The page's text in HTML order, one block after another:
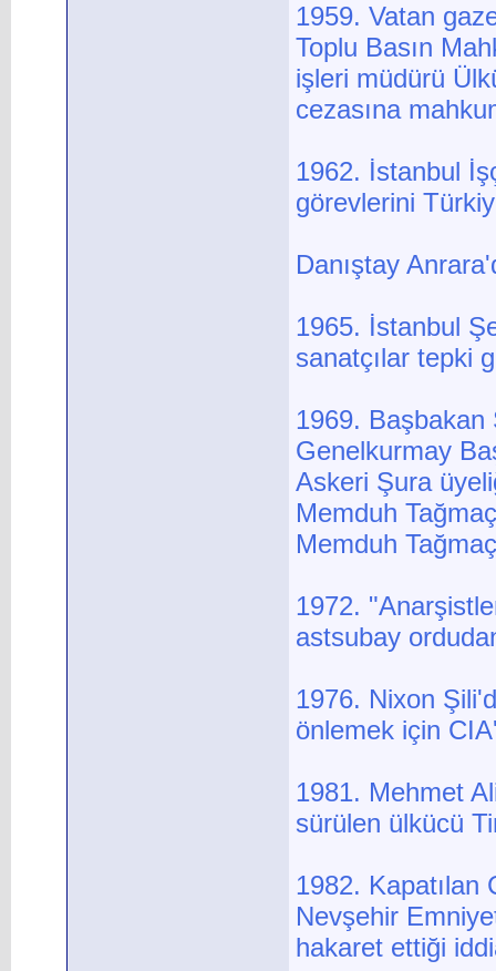
1959. Vatan
Toplu Basın
işleri müdürü
cezasına
1962. İstanbul
görevlerini
Danıştay
1965. İstanbul
sanatçılar tepki
1969. Başbakan
Genelkurmay
Askeri Şura
Memduh
Memduh
1972.
astsubay
1976. Nixon
önlemek için
1981. Mehmet
sürülen ülkücü
1982. Kapatılan
Nevşehir
hakaret ettiği